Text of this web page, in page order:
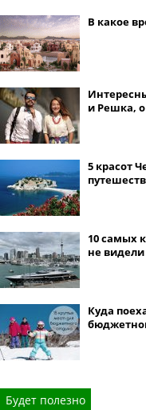
В какое
и Решка,
5 красот
10 самых
не
Куда
Будет полезно